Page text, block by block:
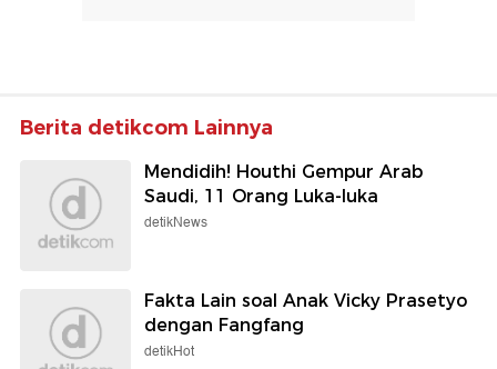
Berita detikcom Lainnya
Mendidih! Houthi Gempur Arab
Saudi, 11 Orang Luka-luka
detikNews
Fakta Lain soal Anak Vicky Prasetyo
dengan Fangfang
detikHot